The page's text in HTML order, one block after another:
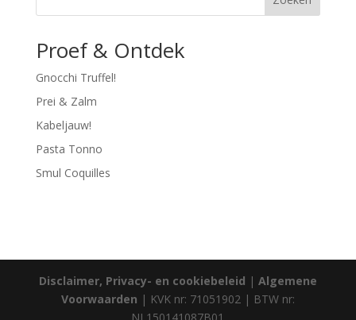
Proef & Ontdek
Gnocchi Truffel!
Prei & Zalm
Kabeljauw!
Pasta Tonno
Smul Coquilles
Disclaimer, Privacy- en cookiebeleid | Algemene
Voorwaarden | KVK nr: 71051902 | BTW nr:
NL150141087B01